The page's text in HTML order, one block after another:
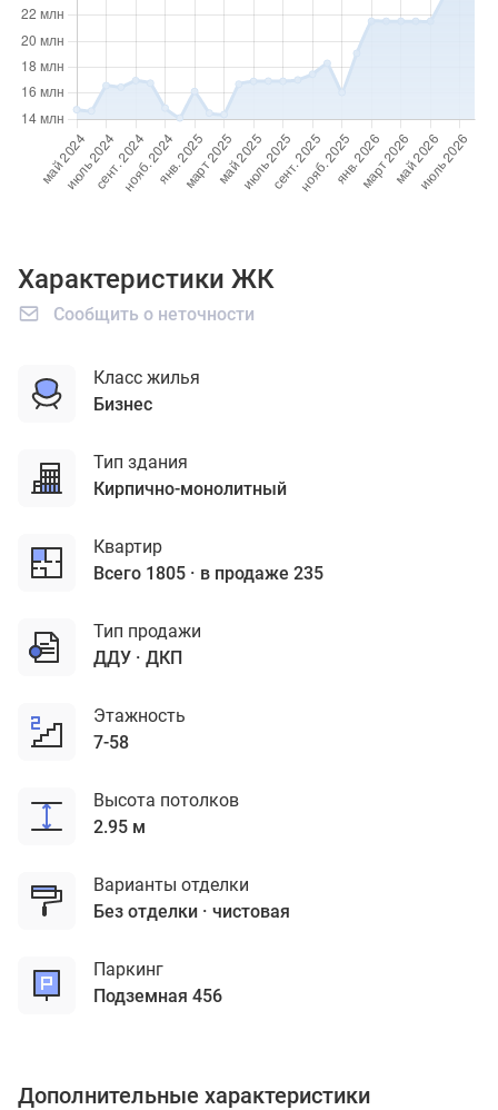
Характеристики ЖК
Сообщить о неточности
Класс жилья
бизнес
Тип здания
кирпично-монолитный
Квартир
Всего 1805
в продаже 235
Тип продажи
ДДУ
ДКП
Этажность
7-58
Высота потолков
2.95 м
Варианты отделки
без отделки
чистовая
Паркинг
подземная 456
Дополнительные характеристики